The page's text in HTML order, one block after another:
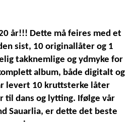
år!!! Dette må feires med et
sist, 10 originallåter og 1
takknemlige og ydmyke for
album, både digitalt og
levert 10 kruttsterke låter
til dans og lytting. Ifølge vår
Sauarlia, er dette det beste